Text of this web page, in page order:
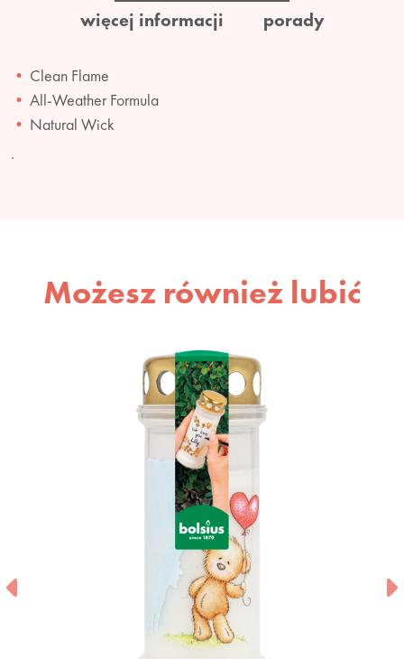
więcej informacji porady
Clean Flame
All-Weather Formula
Natural Wick
.
Możesz również lubić